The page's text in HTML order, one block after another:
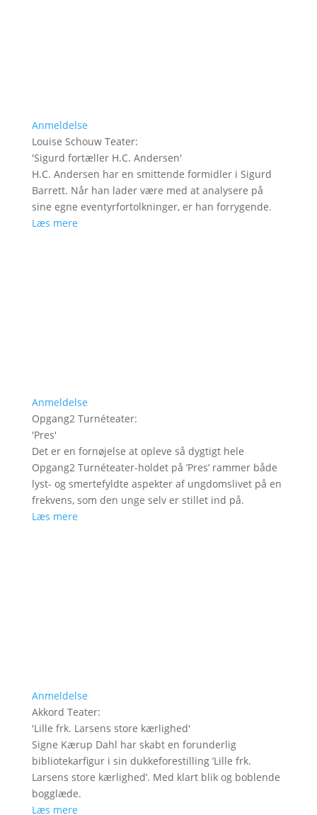
Anmeldelse
Louise Schouw Teater:
'Sigurd fortæller H.C. Andersen'
H.C. Andersen har en smittende formidler i Sigurd
Barrett. Når han lader være med at analysere på
sine egne eventyrfortolkninger, er han forrygende.
Læs mere
Anmeldelse
Opgang2 Turnéteater:
'Pres'
Det er en fornøjelse at opleve så dygtigt hele
Opgang2 Turnéteater-holdet på ’Pres’ rammer både
lyst- og smertefyldte aspekter af ungdomslivet på en
frekvens, som den unge selv er stillet ind på.
Læs mere
Anmeldelse
Akkord Teater:
'Lille frk. Larsens store kærlighed'
Signe Kærup Dahl har skabt en forunderlig
bibliotekarfigur i sin dukkeforestilling ’Lille frk.
Larsens store kærlighed’. Med klart blik og boblende
bogglæde.
Læs mere